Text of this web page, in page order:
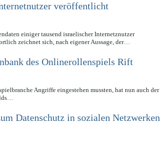
veröffentlicht
einiger tausend israelischer Internetznutzer
zeichnet sich, nach eigener Aussage, der…
des Onlinerollenspiels Rift
Angriffe eingestehen mussten, hat nun auch der
Datenschutz in sozialen Netzwerken